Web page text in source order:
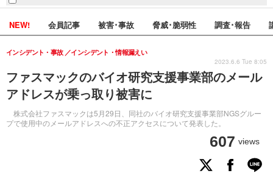
NEW! 会員記事 被害･事故 脅威･脆弱性 調査･報告
ファスマックのバイオ研究支援事業部のメール
アドレスが乗っ取り被害に
株式会社ファスマックは5月29日、同社のバイオ研究支援事業部NGSグルー
プで使用中のメールアドレスへの不正アクセスについて発表した。
インシデント・事故 インシデント・情報漏えい
607 views
2023.6.6 Tue 8:05